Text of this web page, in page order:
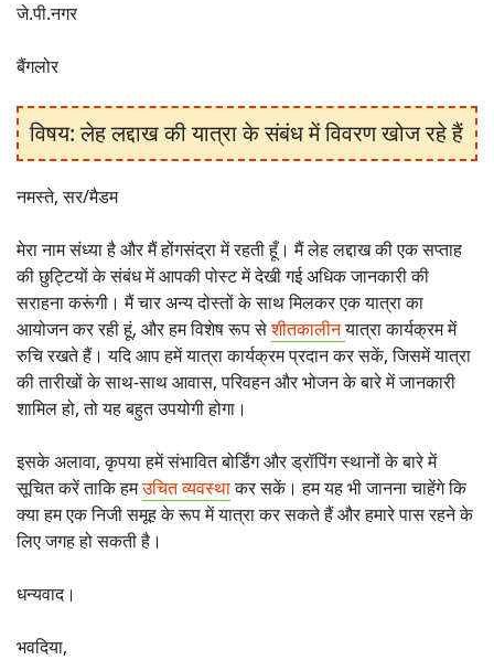
जे.पी.नगर
बैंगलोर
विषय: लेह लद्दाख की यात्रा के संबंध में विवरण खोज रहे हैं
नमस्ते, सर/मैडम
मेरा नाम संध्या है और मैं होंगसंद्रा में रहती हूँ। मैं लेह लद्दाख की एक सप्ताह
की छुट्टियों के संबंध में आपकी पोस्ट में देखी गई अधिक जानकारी की
सराहना करूंगी। मैं चार अन्य दोस्तों के साथ मिलकर एक यात्रा का
आयोजन कर रही हूं, और हम विशेष रूप सेशीतकालीनयात्रा कार्यक्रम में
रुचि रखते हैं। यदि आप हमें यात्रा कार्यक्रम प्रदान कर सकें, जिसमें यात्रा
की तारीखों के साथ-साथ आवास, परिवहन और भोजन के बारे में जानकारी
शामिल हो, तो यह बहुत उपयोगी होगा।
इसके अलावा, कृपया हमें संभावित बोर्डिंग और ड्रॉपिंग स्थानों के बारे में
सूचित करें ताकि हमउचित व्यवस्थाकर सकें। हम यह भी जानना चाहेंगे कि
क्या हम एक निजी समूह के रूप में यात्रा कर सकते हैं और हमारे पास रहने के
लिए जगह हो सकती है।
धन्यवाद।
भवदिया,